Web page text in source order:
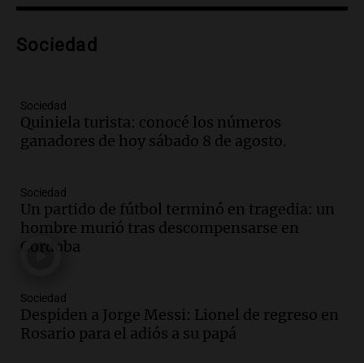
hacerle preguntas y nunca regresó"
Episodios
800 kilos de basura por jornada
Una mañana para todos
Episodios
contrato de Leo con Barcelona
Una mañana para todos
Episodios
Messi hubiera llegado adonde llegó"
Una mañana para todos
Episodios
Sociedad
Sociedad
Quiniela turista: conocé los números
ganadores de hoy sábado 8 de agosto.
Sociedad
Un partido de fútbol terminó en tragedia: un
hombre murió tras descompensarse en
Córdoba
Sociedad
Despiden a Jorge Messi: Lionel de regreso en
Rosario para el adiós a su papá